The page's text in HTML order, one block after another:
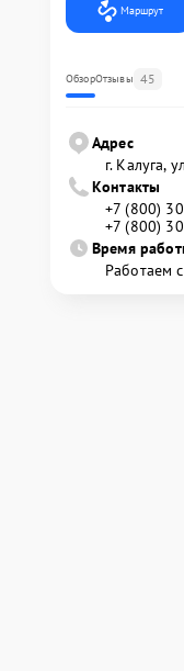
Маршрут
ОбзорОтзывы 45
Адрес
г. Калуга,
Контакты
+7 (800)
+7 (800)
Время
Работаем